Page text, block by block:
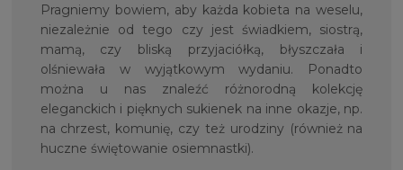
Pragniemy bowiem, aby każda kobieta na weselu,
niezależnie od tego czy jest świadkiem, siostrą,
mamą, czy bliską przyjaciółką, błyszczała i
olśniewała w wyjątkowym wydaniu. Ponadto
można u nas znaleźć różnorodną kolekcję
eleganckich i pięknych sukienek na inne okazje, np.
na chrzest, komunię, czy też urodziny (również na
huczne świętowanie osiemnastki).